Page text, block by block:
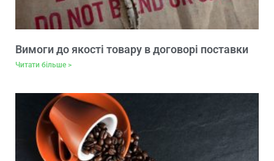
Вимоги до якості товару в договорі поставки
Читати більше >